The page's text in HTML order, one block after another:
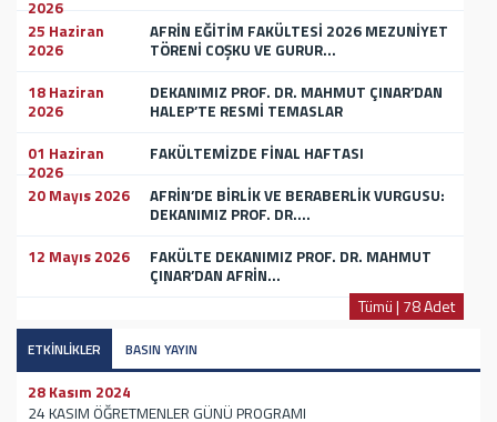
2026
25 Haziran
2026
AFRİN EĞİTİM FAKÜLTESİ 2026 MEZUNİYET
TÖRENİ COŞKU VE GURUR...
18 Haziran
2026
DEKANIMIZ PROF. DR. MAHMUT ÇINAR’DAN
HALEP’TE RESMİ TEMASLAR
01 Haziran
2026
FAKÜLTEMİZDE FİNAL HAFTASI
20 Mayıs 2026
AFRİN’DE BİRLİK VE BERABERLİK VURGUSU:
DEKANIMIZ PROF. DR....
12 Mayıs 2026
FAKÜLTE DEKANIMIZ PROF. DR. MAHMUT
ÇINAR’DAN AFRİN...
Tümü | 78 Adet
ETKİNLİKLER BASIN YAYIN
28 Kasım 2024
24 KASIM ÖĞRETMENLER GÜNÜ PROGRAMI